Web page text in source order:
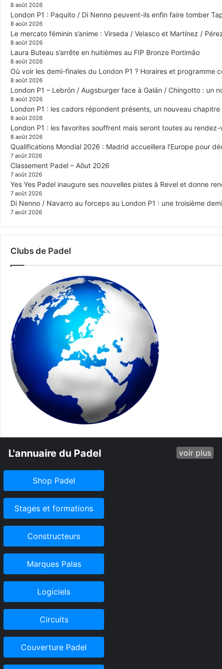
8 août 2026
London P1 : Paquito / Di Nenno peuvent-ils enfin faire tomber
8 août 2026
Le mercato féminin s’anime : Virseda / Velasco et Martínez /
8 août 2026
Laura Buteau s’arrête en huitièmes au FIP Bronze Portimão
8 août 2026
Où voir les demi-finales du London P1 ? Horaires et programme
8 août 2026
London P1 – Lebrón / Augsburger face à Galán / Chingotto : un
8 août 2026
London P1 : les cadors répondent présents, un nouveau
8 août 2026
London P1 : les favorites souffrent mais seront toutes au
8 août 2026
Qualifications Mondial 2026 : Madrid accueillera l’Europe pour
7 août 2026
Classement Padel – Aôut 2026
7 août 2026
Yes Yes Padel inaugure ses nouvelles pistes à Revel et donne
7 août 2026
Di Nenno / Navarro au forceps au London P1 : une troisième
7 août 2026
Clubs de Padel
L'annuaire du Padel voir plus
Shop Padel
Stages et formations
Constructeurs
Marques Palas
Logiciels
Circuits
Couverture Padel